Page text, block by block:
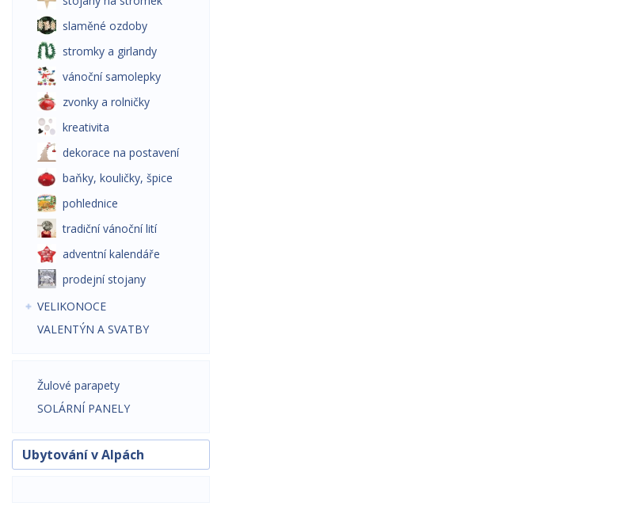
slaměné ozdoby
stromky a girlandy
vánoční samolepky
zvonky a rolničky
kreativita
dekorace na postavení
baňky, kouličky, špice
pohlednice
tradiční vánoční lití
adventní kalendáře
prodejní stojany
VELIKONOCE
VALENTÝN A SVATBY
Žulové parapety
SOLÁRNÍ PANELY
Ubytování v Alpách